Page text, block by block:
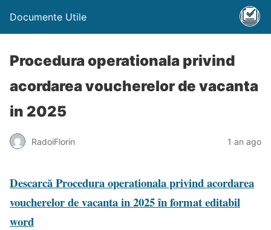
Documente Utile
Procedura operationala privind
acordarea voucherelor de vacanta
in 2025
RadoiFlorin 1 an ago
Descarcă Procedura operationala privind acordarea
voucherelor de vacanta in 2025 în format editabil
word